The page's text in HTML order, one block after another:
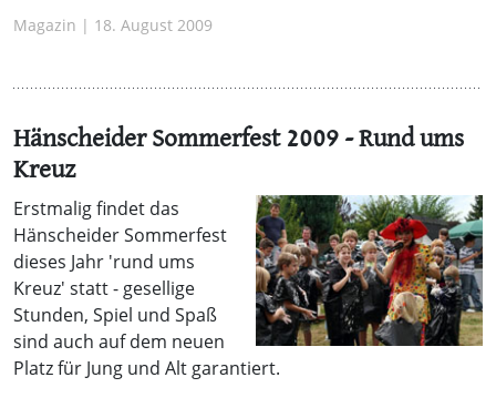
Magazin | 18. August 2009
Hänscheider Sommerfest 2009 - Rund ums
Kreuz
Erstmalig findet das
Hänscheider Sommerfest
dieses Jahr 'rund ums
Kreuz' statt - gesellige
Stunden, Spiel und Spaß
sind auch auf dem neuen
Platz für Jung und Alt garantiert.